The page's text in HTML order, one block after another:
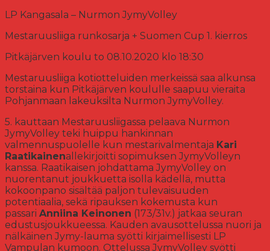
LP Kangasala – Nurmon JymyVolley
Mestaruusliiga runkosarja + Suomen Cup 1. kierros
Pitkäjärven koulu to 08.10.2020 klo 18:30
Mestaruusliiga kotiotteluiden merkeissä saa alkunsa
torstaina kun Pitkäjärven koululle saapuu vieraita
Pohjanmaan lakeuksilta Nurmon JymyVolley.
5. kauttaan Mestaruusliigassa pelaava Nurmon
JymyVolley teki huippu hankinnan
valmennuspuolelle kun mestarivalmentaja Kari
Raatikainenallekirjoitti sopimuksen JymyVolleyn
kanssa. Raatikaisen johdattama JymyVolley on
nuorentanut joukkuetta isolla kädellä, mutta
kokoonpano sisältää paljon tulevaisuuden
potentiaalia, sekä ripauksen kokemusta kun
passari Anniina Keinonen (173/31v.) jatkaa seuran
edustusjoukkueessa. Kauden avausottelussa nuori ja
nälkäinen Jymy-lauma syötti kirjaimellisesti LP
Vampulan kumoon. Ottelussa JymyVolley syötti